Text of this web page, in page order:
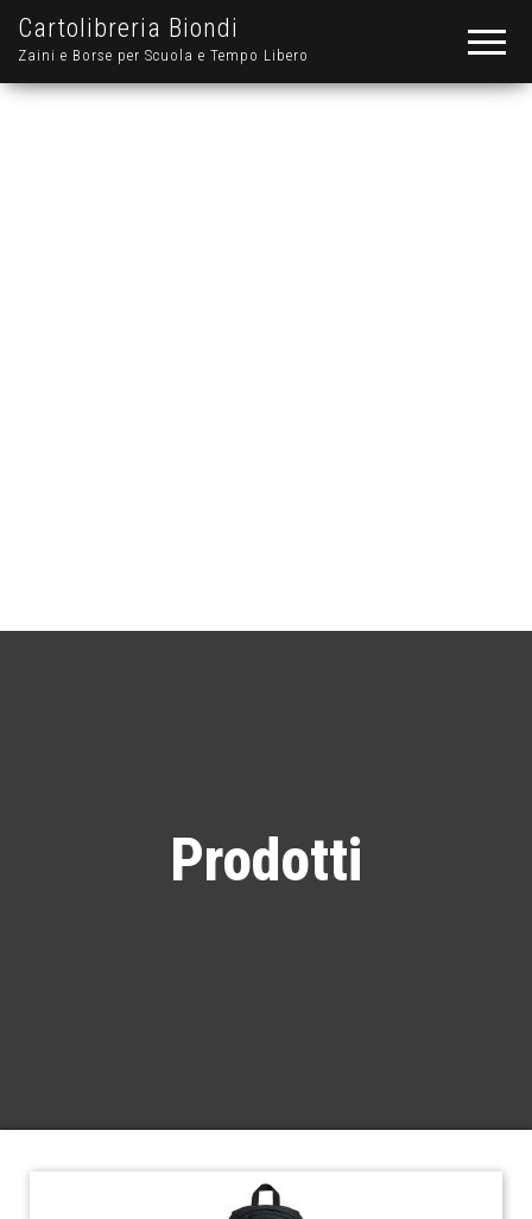
Cartolibreria Biondi
Zaini e Borse per Scuola e Tempo Libero
Prodotti